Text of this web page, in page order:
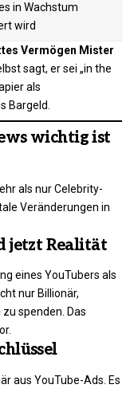
in Wachstum
wird
Vermögen Mister
sagt, er sei „in the
als
Bargeld.
wichtig ist
als nur Celebrity-
Veränderungen in
jetzt Realität
eines YouTubers als
nur Billionär,
spenden. Das
aus YouTube-Ads. Es